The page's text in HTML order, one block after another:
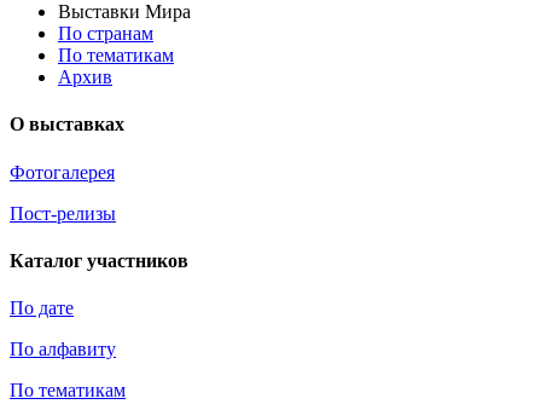
Выставки Мира
По странам
По тематикам
Архив
О выставках
Фотогалерея
Пост-релизы
Каталог участников
По дате
По алфавиту
По тематикам